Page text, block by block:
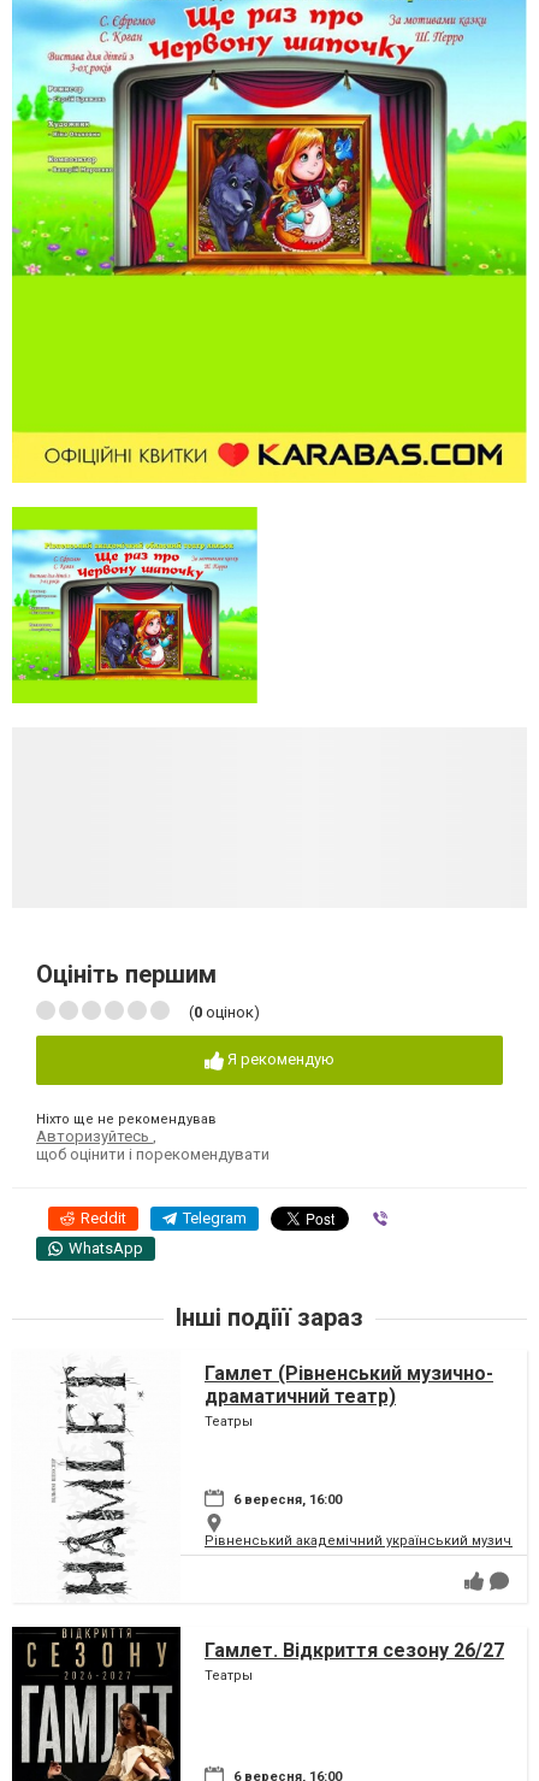
Оцініть першим
(0 оцінок)
Я рекомендую
Ніхто ще не рекомендував
Авторизуйтесь
щоб оцінити і порекомендувати
Reddit Telegram
WhatsApp
Інші подіїї зараз
Гамлет (Рівненський музично-
драматичний театр)
Театры
6 вересня, 16:00
Рівненський академічний український музично-
Гамлет. Відкриття сезону 26/27
Театры
6 вересня, 16:00